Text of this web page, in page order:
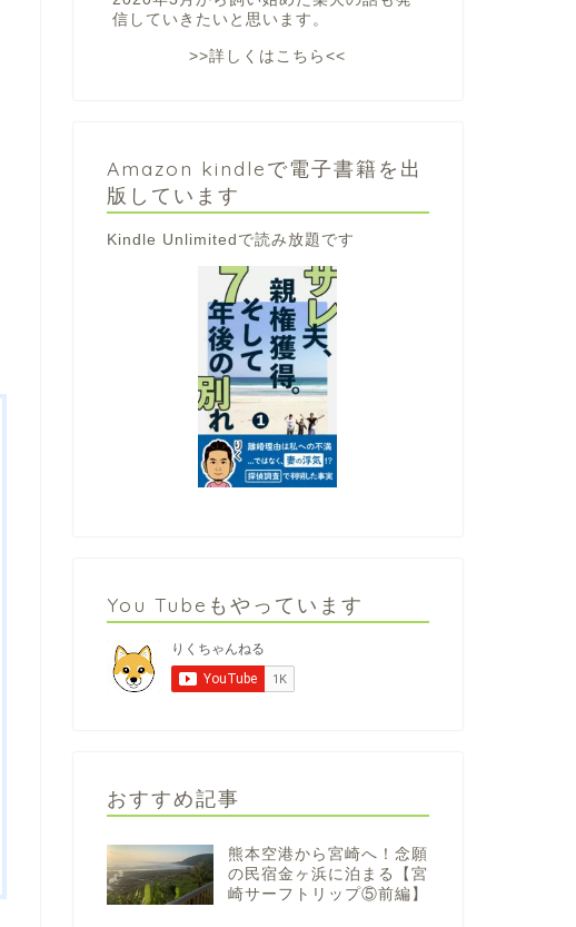
信していきたいと思います。
>>詳しくはこちら<<
Amazon kindleで電子書籍を出
版しています
Kindle Unlimitedで読み放題です
You Tubeもやっています
おすすめ記事
熊本空港から宮崎へ！念願
の民宿金ヶ浜に泊まる【宮
崎サーフトリップ⑤前編】